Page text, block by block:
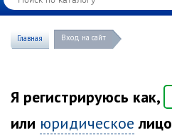
Главная Вход на сайт
Я регистрируюсь как,
или юридическое лицо